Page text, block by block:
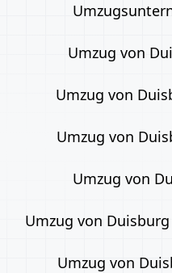
Umzug von
Umzug von
Umzug von
Umzug von
Umzug von
Umzug von